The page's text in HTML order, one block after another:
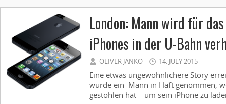
London: Mann wird für
iPhones in der U-Bahn
OLIVER JANKO 14. JULY 2015
Eine etwas ungewöhnlichere Story
wurde ein Mann in Haft genommen,
gestohlen hat – um sein iPhone zu